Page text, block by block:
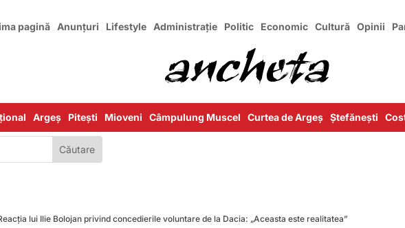
pagină Anunțuri Lifestyle Administrație Politic Economic Cultură Opinii
Argeș Pitești Mioveni Câmpulung Muscel Curtea de Argeș Ștefănești
lui Ilie Bolojan privind concedierile voluntare de la Dacia: „Aceasta este realitatea”